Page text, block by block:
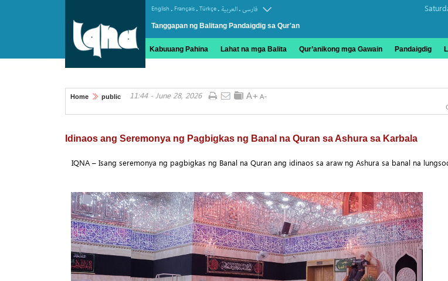
English . Français. Türkçe. العربیة.فارسی
Tanggapan ng Balitang Pandaigdig sa Qur'an
Kabuuang Pahina Lahat na mga Balita Qur’anikong mga Gawain Pandaigdig
Home public 11:44 - June 28, 2026
Idinaos ang Seremonya ng Pagbigkas ng Banal na Quran sa Ashura sa Karbala
IQNA – Isang seremonya ng pagbigkas ng Banal na Quran ang idinaos sa araw ng Ashura sa banal na